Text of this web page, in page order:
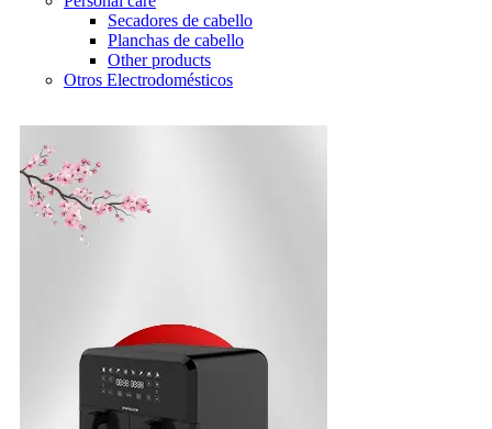
Secadores de cabello
Planchas de cabello
Other products
Otros Electrodomésticos